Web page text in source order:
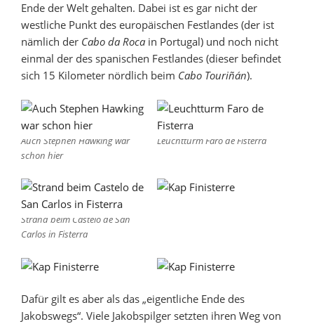
Ende der Welt gehalten. Dabei ist es gar nicht der
westliche Punkt des europäischen Festlandes (der ist
nämlich der Cabo da Roca in Portugal) und noch nicht
einmal der des spanischen Festlandes (dieser befindet
sich 15 Kilometer nördlich beim Cabo Touriñán).
Auch Stephen Hawking war
schon hier
Leuchtturm Faro de Fisterra
Strand beim Castelo de San
Carlos in Fisterra
Dafür gilt es aber als das „eigentliche Ende des
Jakobswegs“. Viele Jakobspilger setzten ihren Weg von